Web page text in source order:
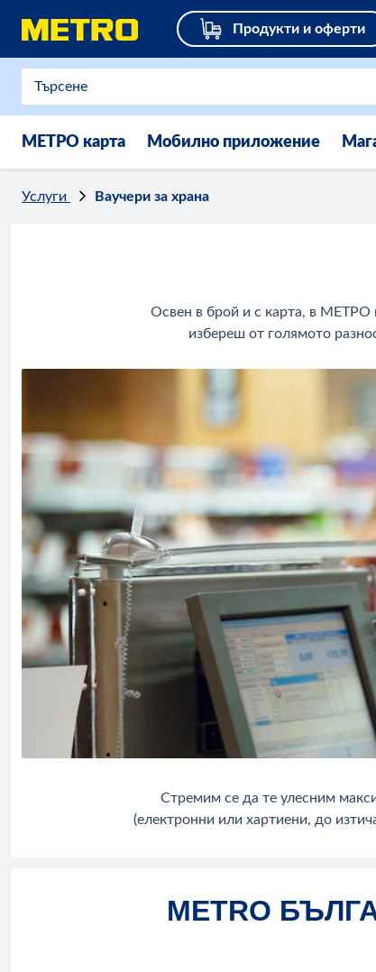
Продукти и оферти
МЕТРО карта Мобилно приложение
Услуги Ваучери за храна
Освен в брой и с карта, в МЕТРО
избереш от голямото
Стремим се да те улесним
(електронни или хартиени, до
METRO